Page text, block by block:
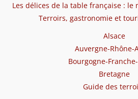
Les délices de la table française :
Terroirs, gastronomie et
Alsace
Auvergne-Rhône-
Bourgogne-
Bretagne
Guide des